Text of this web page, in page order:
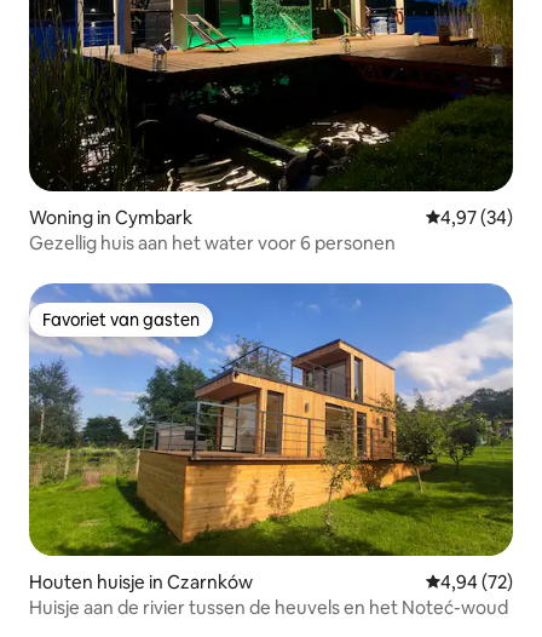
Woning in Cymbark Gemiddelde
4,97 (34)
Gezellig huis aan het water voor 6 personen
Favoriet van gasten
Favoriet van gasten
Houten huisje in Czarnków Gemiddelde
4,94 (72)
Huisje aan de rivier tussen de heuvels en het Noteć-woud